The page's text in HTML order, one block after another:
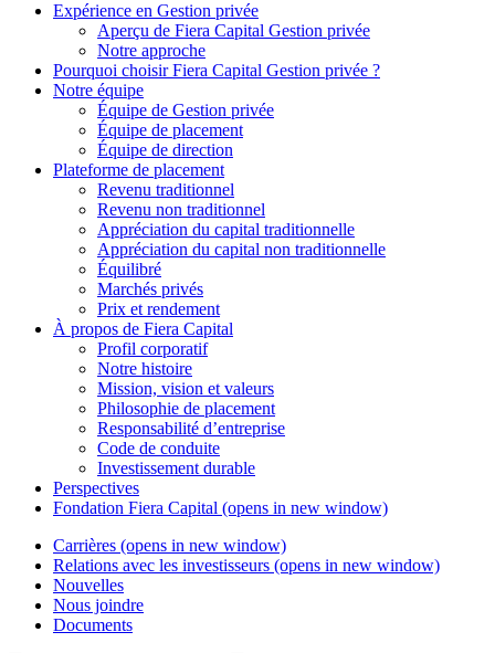
Expérience en Gestion privée
Aperçu de Fiera Capital Gestion privée
Notre approche
Pourquoi choisirFiera Capital Gestion privée ?
Notre équipe
Équipe de Gestion privée
Équipe de placement
Équipe de direction
Plateforme de placement
Revenu traditionnel
Revenu non traditionnel
Appréciation du capital traditionnelle
Appréciation du capital non traditionnelle
Équilibré
Marchés privés
Prix et rendement
À propos de Fiera Capital
Profil corporatif
Notre histoire
Mission, vision et valeurs
Philosophie de placement
Responsabilité d’entreprise
Code de conduite
Investissement durable
Perspectives
Fondation Fiera Capital (opens in new window)
Carrières (opens in new window)
Relations avec les investisseurs (opens in new window)
Nouvelles
Nous joindre
Documents